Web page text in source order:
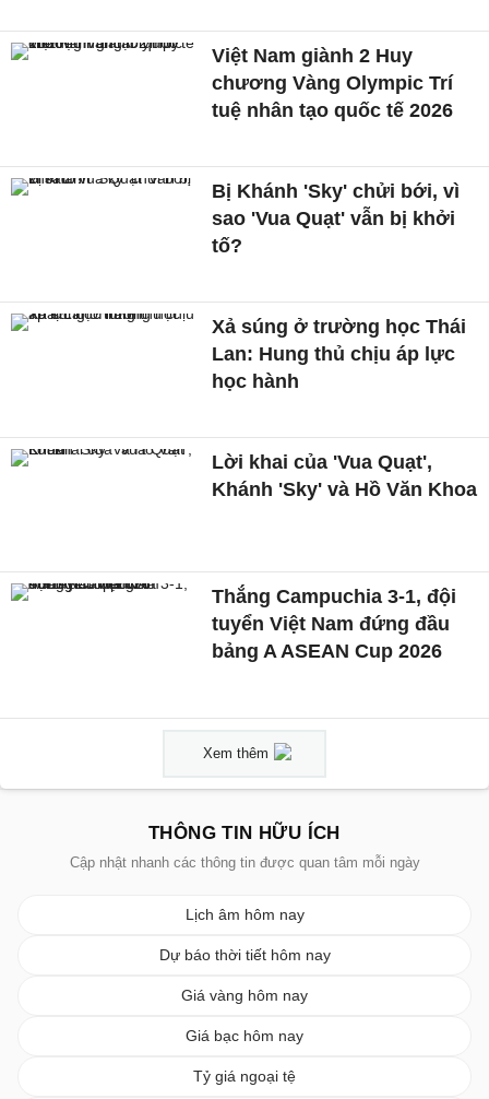
Việt Nam giành 2 Huy
chương Vàng Olympic Trí
tuệ nhân tạo quốc tế 2026
Bị Khánh 'Sky' chửi bới, vì
sao 'Vua Quạt' vẫn bị khởi
tố?
Xả súng ở trường học Thái
Lan: Hung thủ chịu áp lực
học hành
Lời khai của 'Vua Quạt',
Khánh 'Sky' và Hồ Văn Khoa
Thắng Campuchia 3-1, đội
tuyển Việt Nam đứng đầu
bảng A ASEAN Cup 2026
Xem thêm
THÔNG TIN HỮU ÍCH
Cập nhật nhanh các thông tin được quan tâm mỗi ngày
Lịch âm hôm nay
Dự báo thời tiết hôm nay
Giá vàng hôm nay
Giá bạc hôm nay
Tỷ giá ngoại tệ